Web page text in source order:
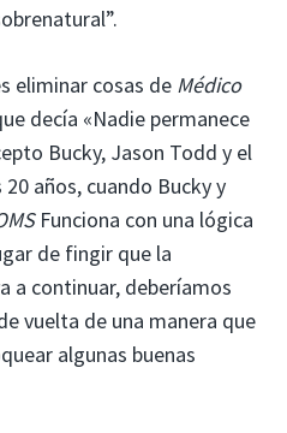
eliminar cosas de Médico
decía «Nadie permanece
Bucky, Jason Todd y el
años, cuando Bucky y
Funciona con una lógica
de fingir que la
a continuar, deberíamos
vuelta de una manera que
algunas buenas